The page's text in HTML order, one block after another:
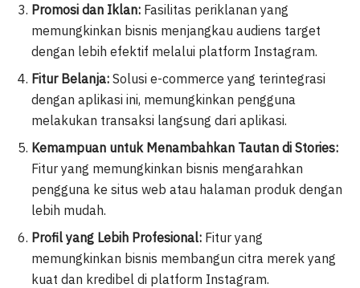
Promosi dan Iklan: Fasilitas periklanan yang
memungkinkan bisnis menjangkau audiens target
dengan lebih efektif melalui platform Instagram.
Fitur Belanja: Solusi e-commerce yang terintegrasi
dengan aplikasi ini, memungkinkan pengguna
melakukan transaksi langsung dari aplikasi.
Kemampuan untuk Menambahkan Tautan di Stories:
Fitur yang memungkinkan bisnis mengarahkan
pengguna ke situs web atau halaman produk dengan
lebih mudah.
Profil yang Lebih Profesional: Fitur yang
memungkinkan bisnis membangun citra merek yang
kuat dan kredibel di platform Instagram.